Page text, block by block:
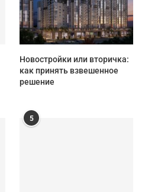
Новостройки или вторичка:
как принять взвешенное
решение
5